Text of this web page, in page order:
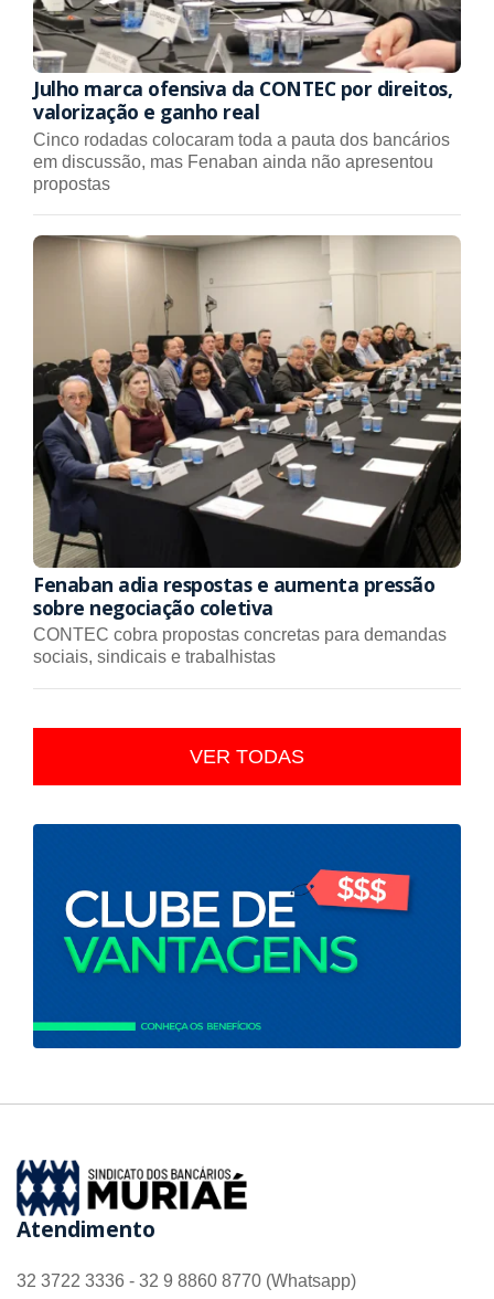
Julho marca ofensiva da CONTEC por direitos,
valorização e ganho real
Cinco rodadas colocaram toda a pauta dos bancários
em discussão, mas Fenaban ainda não apresentou
propostas
Fenaban adia respostas e aumenta pressão
sobre negociação coletiva
CONTEC cobra propostas concretas para demandas
sociais, sindicais e trabalhistas
VER TODAS
Atendimento
32 3722 3336 - 32 9 8860 8770 (Whatsapp)